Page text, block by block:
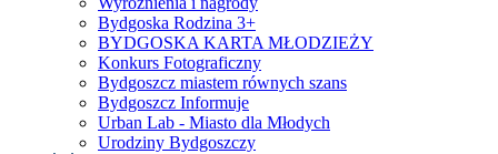
Bydgoska Rodzina 3+
BYDGOSKA KARTA MŁODZIEŻY
Konkurs Fotograficzny
Bydgoszcz miastem równych szans
Bydgoszcz Informuje
Urban Lab - Miasto dla Młodych
Urodziny Bydgoszczy